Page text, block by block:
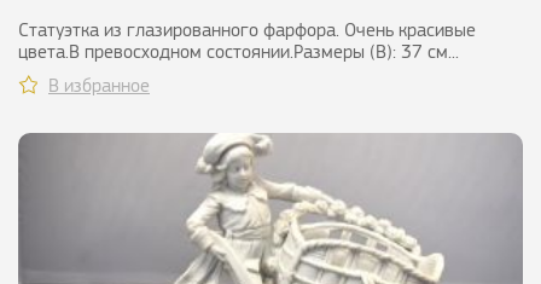
Статуэтка из глазированного фарфора. Очень красивые
цвета.В превосходном состоянии.Размеры (В): 37 см...
В избранное